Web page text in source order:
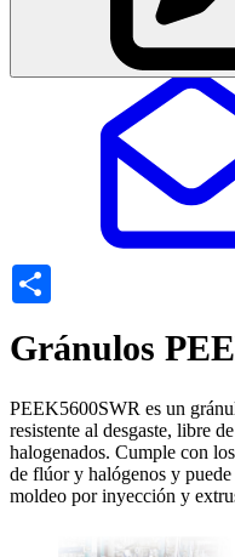
Gránulos
PEEK5600SWR es un
resistente al desgaste, libre
halogenados. Cumple con
de flúor y halógenos y
moldeo por inyección y